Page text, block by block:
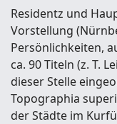
Residentz und
Vorstellung
Persönlichkeiten,
ca. 90 Titeln (z. T.
dieser Stelle
Topographia
der Städte im